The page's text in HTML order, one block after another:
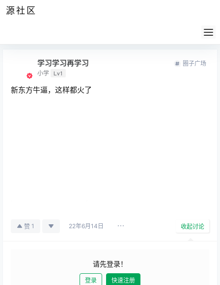
源社区
学习学习再学习
小学 Lv1
圈子广场
新东方牛逼，这样都火了
赞 1 22年6月14日 收起讨论
请先登录！
登录 快速注册